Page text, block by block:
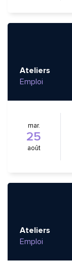
Ateliers
Emploi
mar.
25
août
Ateliers
Emploi